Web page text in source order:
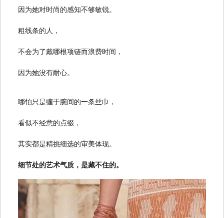
因为她对时尚的感知不够敏锐。
粗线条的人，
不会为了戴哪根项链而浪费时间，
因为她没有耐心。
哪怕只是缠于腕间的一条丝巾，
看似不经意的点缀，
其实都是精挑细选的审美体现。
细节处的艺术气质，是藏不住的。